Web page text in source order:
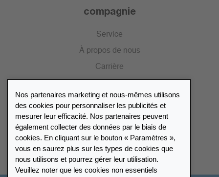
compagnie
Service
À propos de nous
Carrière
Catalogue
Répertoire des revendeurs
Trouver Leuchtturm
Nos partenaires marketing et nous-mêmes utilisons
des cookies pour personnaliser les publicités et
mesurer leur efficacité. Nos partenaires peuvent
également collecter des données par le biais de
cookies. En cliquant sur le bouton « Paramètres »,
vous en saurez plus sur les types de cookies que
nous utilisons et pourrez gérer leur utilisation.
Veuillez noter que les cookies non essentiels